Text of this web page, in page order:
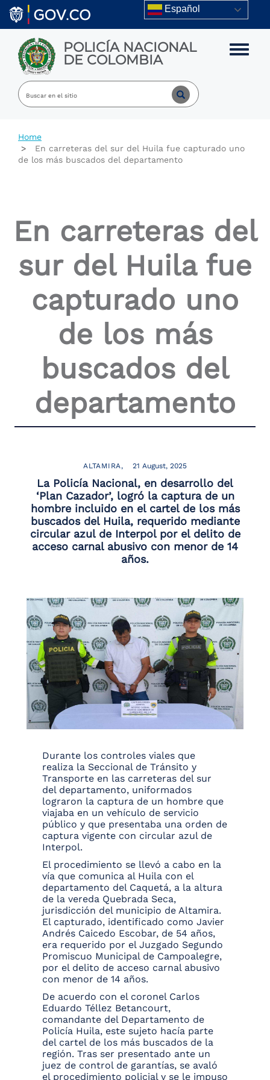
Skip to main content Español
POLICÍA NACIONAL
DE COLOMBIA Toggle
Home
En carreteras del sur del Huila fue capturado uno
de los más buscados del departamento
En carreteras del
sur del Huila fue
capturado uno
de los más
buscados del
departamento
ALTAMIRA 21 August, 2025
La Policía Nacional, en desarrollo del
‘Plan Cazador’, logró la captura de un
hombre incluido en el cartel de los más
buscados del Huila, requerido mediante
circular azul de Interpol por el delito de
acceso carnal abusivo con menor de 14
años.
Durante los controles viales que
realiza la Seccional de Tránsito y
Transporte en las carreteras del sur
del departamento, uniformados
lograron la captura de un hombre que
viajaba en un vehículo de servicio
público y que presentaba una orden de
captura vigente con circular azul de
Interpol.
El procedimiento se llevó a cabo en la
vía que comunica al Huila con el
departamento del Caquetá, a la altura
de la vereda Quebrada Seca,
jurisdicción del municipio de Altamira.
El capturado, identificado como Javier
Andrés Caicedo Escobar, de 54 años,
era requerido por el Juzgado Segundo
Promiscuo Municipal de Campoalegre,
por el delito de acceso carnal abusivo
con menor de 14 años.
De acuerdo con el coronel Carlos
Eduardo Téllez Betancourt,
comandante del Departamento de
Policía Huila, este sujeto hacía parte
del cartel de los más buscados de la
región. Tras ser presentado ante un
juez de control de garantías, se avaló
el procedimiento policial y se le impuso